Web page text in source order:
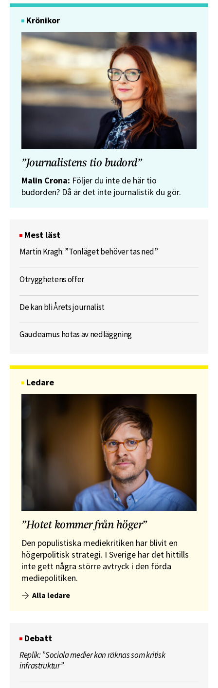
Krönikor
”Journalistens tio budord”
Malin Crona: Följer du inte de här tio
budorden? Då är det inte journalistik du gör.
Mest läst
Martin Kragh: ”Tonläget behöver tas ned”
Otrygghetens offer
De kan bli Årets journalist
Gaudeamus hotas av nedläggning
Ledare
”Hotet kommer från höger”
Den populistiska mediekritiken har blivit en
högerpolitisk strategi. I Sverige har det hittills
inte gett några större avtryck i den förda
mediepolitiken.
Alla ledare
Debatt
Replik: ”Sociala medier kan räknas som kritisk
infrastruktur”